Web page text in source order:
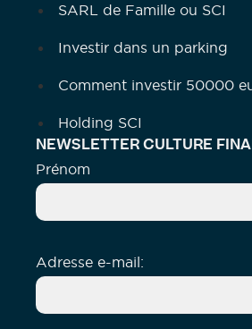
SARL de Famille ou SCI
Investir dans un parking
Comment investir 50000
Holding SCI
NEWSLETTER CULTURE
Prénom
Adresse e-mail: